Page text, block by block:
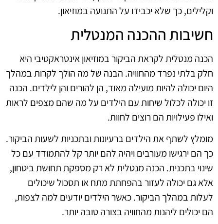
וקלילים, כך שלא יכבידו על התנועה במוזיאון.
חשיבות ההכנה המנטלית
הכנה מנטלית לקראת הביקור במוזיאון אינטראקטיבי היא
חלק בלתי נפרד מהחוויה. הבנה של מה הולך לקרות במהלך
היום יכולה להיות מועילה מאוד, הן להורים והן לילדים. הכנה
זו יכולה לכלול שיחות עם הילדים על מה שהם מצפים לראות
ואילו פעילויות הם רוצים לחוות.
מומלץ לשתף את הילדים ברעיונות ובתכניות לשעות הביקור.
כך הם ירגישו מעורבים ויהיה להם יותר קל להתמודד עם כל
שינוי בתכנית. הכנה מנטלית לא רק מספקת תחושת ביטחון,
אלא גם יכולה לעזור בהפחתת מתח או תסכול שיכולים
לעלות במהלך הביקור. כאשר הילדים יודעים למה לצפות,
הם יכולים ליהנות מהחוויה בצורה טובה יותר.